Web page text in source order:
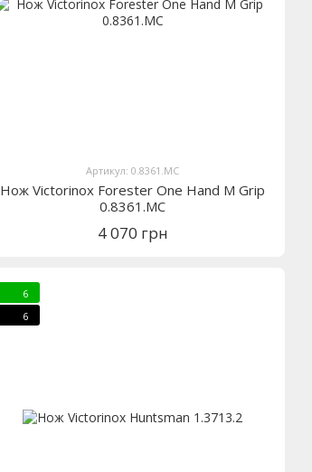
Артикул: 0.8361.MC
Нож Victorinox Forester One Hand M Grip
0.8361.MC
4 070 грн
6
6